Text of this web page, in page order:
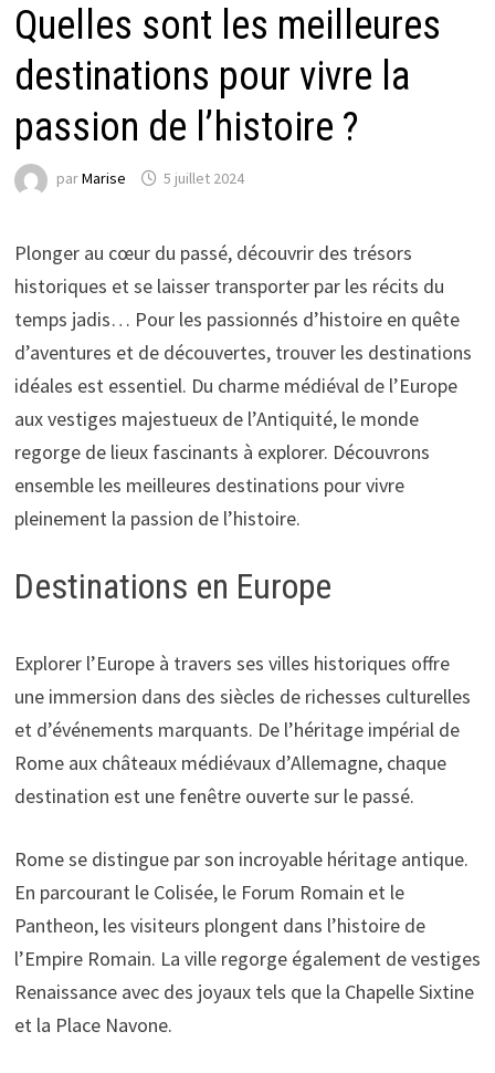
Quelles sont les meilleures
destinations pour vivre la
passion de l’histoire ?
parMarise 5 juillet 2024
Plonger au cœur du passé, découvrir des trésors
historiques et se laisser transporter par les récits du
temps jadis… Pour les passionnés d’histoire en quête
d’aventures et de découvertes, trouver les destinations
idéales est essentiel. Du charme médiéval de l’Europe
aux vestiges majestueux de l’Antiquité, le monde
regorge de lieux fascinants à explorer. Découvrons
ensemble les meilleures destinations pour vivre
pleinement la passion de l’histoire.
Destinations en Europe
Explorer l’Europe à travers ses villes historiques offre
une immersion dans des siècles de richesses culturelles
et d’événements marquants. De l’héritage impérial de
Rome aux châteaux médiévaux d’Allemagne, chaque
destination est une fenêtre ouverte sur le passé.
Rome se distingue par son incroyable héritage antique.
En parcourant le Colisée, le Forum Romain et le
Pantheon, les visiteurs plongent dans l’histoire de
l’Empire Romain. La ville regorge également de vestiges
Renaissance avec des joyaux tels que la Chapelle Sixtine
et la Place Navone.